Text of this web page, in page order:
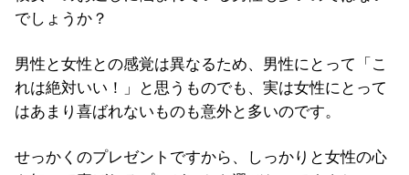
でしょうか？
男性と女性との感覚は異なるため、男性にとって「こ
れは絶対いい！」と思うものでも、実は女性にとって
はあまり喜ばれないものも意外と多いのです。
せっかくのプレゼントですから、しっかりと女性の心